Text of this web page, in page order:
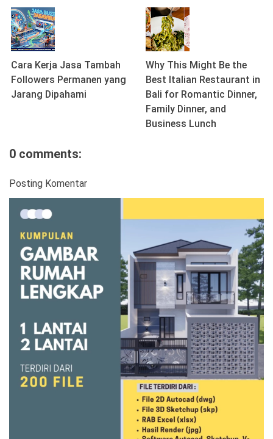
Cara Kerja Jasa Tambah
Followers Permanen yang
Jarang Dipahami
Why This Might Be the
Best Italian Restaurant in
Bali for Romantic Dinner,
Family Dinner, and
Business Lunch
0 comments:
Posting Komentar